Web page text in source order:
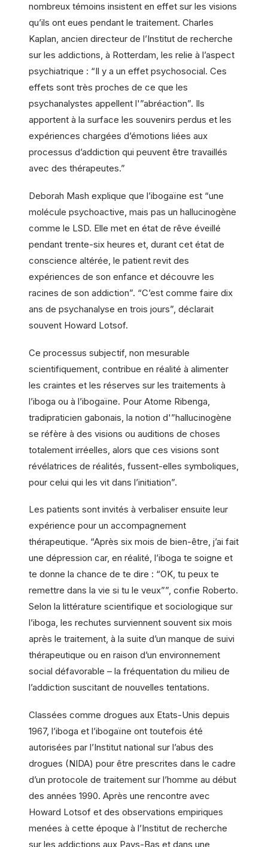
nombreux témoins insistent en effet sur les visions
qu’ils ont eues pendant le traitement. Charles
Kaplan, ancien directeur de l’Institut de recherche
sur les addictions, à Rotterdam, les relie à l’aspect
psychiatrique : “Il y a un effet psychosocial. Ces
effets sont très proches de ce que les
psychanalystes appellent l'”abréaction”. Ils
apportent à la surface les souvenirs perdus et les
expériences chargées d’émotions liées aux
processus d’addiction qui peuvent être travaillés
avec des thérapeutes.”
Deborah Mash explique que l’ibogaïne est “une
molécule psychoactive, mais pas un hallucinogène
comme le LSD. Elle met en état de rêve éveillé
pendant trente-six heures et, durant cet état de
conscience altérée, le patient revit des
expériences de son enfance et découvre les
racines de son addiction”. “C’est comme faire dix
ans de psychanalyse en trois jours”, déclarait
souvent Howard Lotsof.
Ce processus subjectif, non mesurable
scientifiquement, contribue en réalité à alimenter
les craintes et les réserves sur les traitements à
l’iboga ou à l’ibogaïne. Pour Atome Ribenga,
tradipraticien gabonais, la notion d'”hallucinogène
se réfère à des visions ou auditions de choses
totalement irréelles, alors que ces visions sont
révélatrices de réalités, fussent-elles symboliques,
pour celui qui les vit dans l’initiation”.
Les patients sont invités à verbaliser ensuite leur
expérience pour un accompagnement
thérapeutique. “Après six mois de bien-être, j’ai fait
une dépression car, en réalité, l’iboga te soigne et
te donne la chance de te dire : “OK, tu peux te
remettre dans la vie si tu le veux””, confie Roberto.
Selon la littérature scientifique et sociologique sur
l’iboga, les rechutes surviennent souvent six mois
après le traitement, à la suite d’un manque de suivi
thérapeutique ou en raison d’un environnement
social défavorable – la fréquentation du milieu de
l’addiction suscitant de nouvelles tentations.
Classées comme drogues aux Etats-Unis depuis
1967, l’iboga et l’ibogaïne ont toutefois été
autorisées par l’Institut national sur l’abus des
drogues (NIDA) pour être prescrites dans le cadre
d’un protocole de traitement sur l’homme au début
des années 1990. Après une rencontre avec
Howard Lotsof et des observations empiriques
menées à cette époque à l’Institut de recherche
sur les addictions aux Pays-Bas et dans une